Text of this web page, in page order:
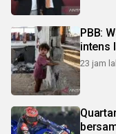
PBB:
intens
23 jam